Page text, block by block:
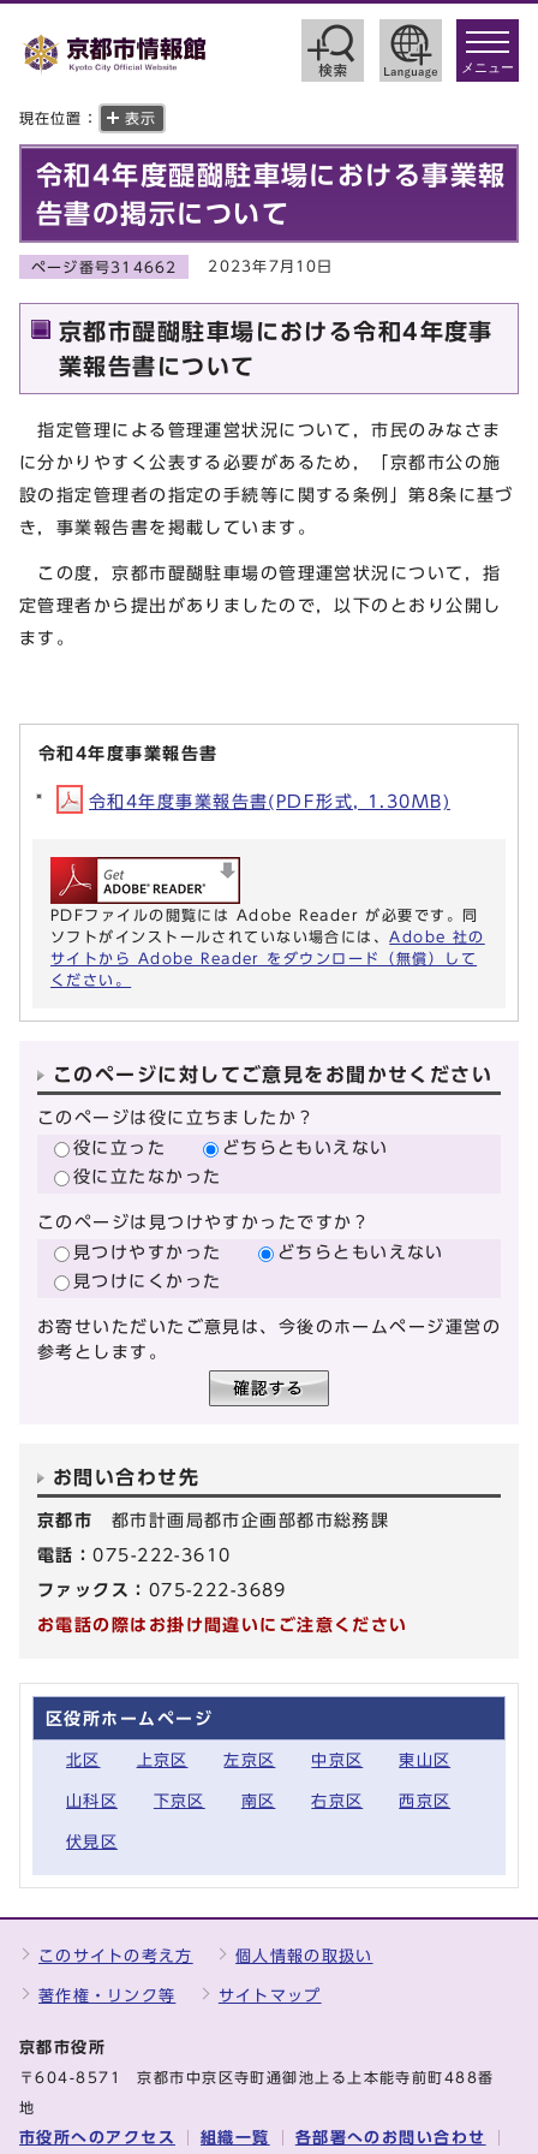
toggle
メニュー
現在位置： 表示
令和4年度醍醐駐車場における事業報
告書の掲示について
ページ番号314662 2023年7月10日
京都市醍醐駐車場における令和4年度事
業報告書について
指定管理による管理運営状況について，市民のみなさま
に分かりやすく公表する必要があるため，「京都市公の施
設の指定管理者の指定の手続等に関する条例」第8条に基づ
き，事業報告書を掲載しています。
この度，京都市醍醐駐車場の管理運営状況について，指
定管理者から提出がありましたので，以下のとおり公開し
ます。
令和4年度事業報告書
令和4年度事業報告書(PDF形式, 1.30MB)
PDFファイルの閲覧には Adobe Reader が必要です。同
ソフトがインストールされていない場合には、 Adobe 社の
サイトから Adobe Reader をダウンロード（無償）して
ください。
このページに対してご意見をお聞かせください
このページは役に立ちましたか？
役に立った
どちらともいえない
役に立たなかった
このページは見つけやすかったですか？
見つけやすかった
どちらともいえない
見つけにくかった
お寄せいただいたご意見は、今後のホームページ運営の
参考とします。
お問い合わせ先
京都市 都市計画局都市企画部都市総務課
電話：075-222-3610
ファックス： 075-222-3689
お電話の際はお掛け間違いにご注意ください
区役所ホームページ
北区 上京区 左京区 中京区 東山区
山科区 下京区 南区 右京区 西京区
伏見区
このサイトの考え方 個人情報の取扱い
著作権・リンク等 サイトマップ
京都市役所
〒604-8571 京都市中京区寺町通御池上る上本能寺前町488番
地
市役所へのアクセス 組織一覧 各部署へのお問い合わせ